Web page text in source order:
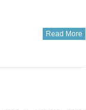
Read More